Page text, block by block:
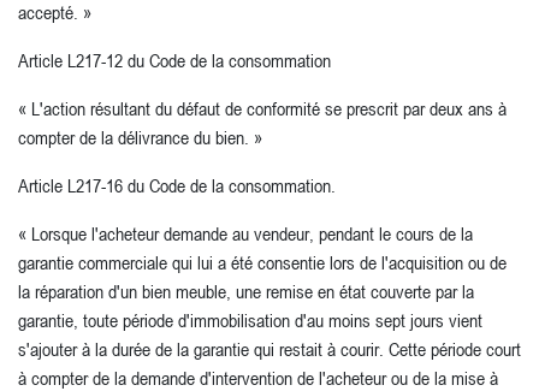
accepté. »
Article L217-12 du Code de la consommation
« L'action résultant du défaut de conformité se prescrit par deux ans à
compter de la délivrance du bien. »
Article L217-16 du Code de la consommation.
« Lorsque l'acheteur demande au vendeur, pendant le cours de la
garantie commerciale qui lui a été consentie lors de l'acquisition ou de
la réparation d'un bien meuble, une remise en état couverte par la
garantie, toute période d'immobilisation d'au moins sept jours vient
s'ajouter à la durée de la garantie qui restait à courir. Cette période court
à compter de la demande d'intervention de l'acheteur ou de la mise à